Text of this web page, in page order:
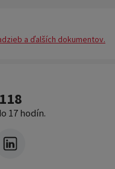
a ďalších dokumentov.
17 hodín.